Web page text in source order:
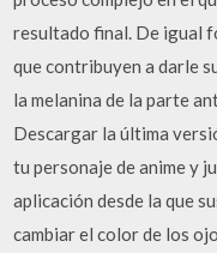
resultado final. De igual
que contribuyen a darle
la melanina de la parte
Descargar la última
tu personaje de anime y
aplicación desde la que
cambiar el color de los